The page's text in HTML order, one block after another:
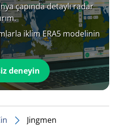
çapında detaylı radar
iklim ERA5 modelinin
deneyin
Jingmen